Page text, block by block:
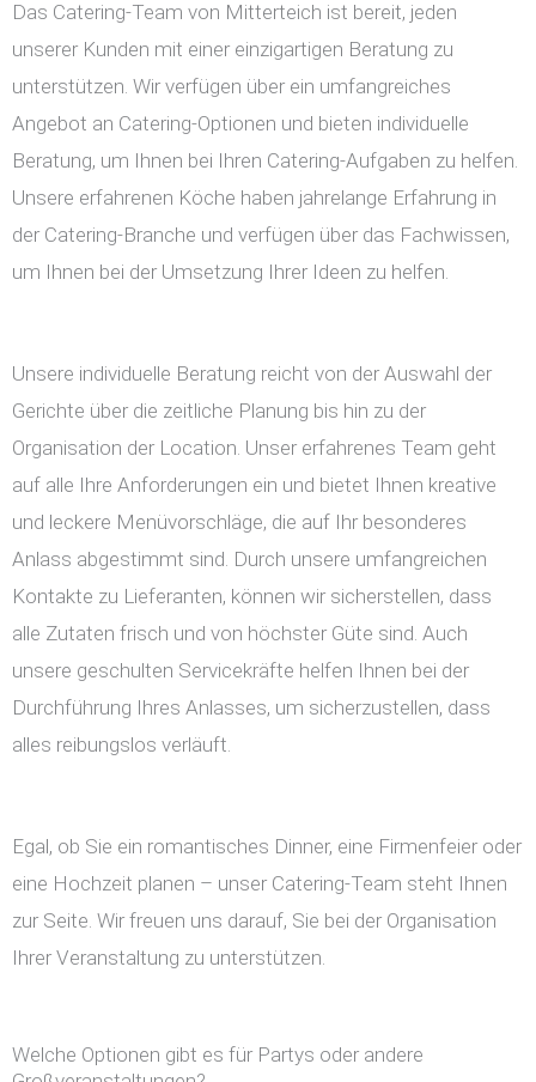
Das Catering-Team von Mitterteich ist bereit, jeden
unserer Kunden mit einer einzigartigen Beratung zu
unterstützen. Wir verfügen über ein umfangreiches
Angebot an Catering-Optionen und bieten individuelle
Beratung, um Ihnen bei Ihren Catering-Aufgaben zu helfen.
Unsere erfahrenen Köche haben jahrelange Erfahrung in
der Catering-Branche und verfügen über das Fachwissen,
um Ihnen bei der Umsetzung Ihrer Ideen zu helfen.
Unsere individuelle Beratung reicht von der Auswahl der
Gerichte über die zeitliche Planung bis hin zu der
Organisation der Location. Unser erfahrenes Team geht
auf alle Ihre Anforderungen ein und bietet Ihnen kreative
und leckere Menüvorschläge, die auf Ihr besonderes
Anlass abgestimmt sind. Durch unsere umfangreichen
Kontakte zu Lieferanten, können wir sicherstellen, dass
alle Zutaten frisch und von höchster Güte sind. Auch
unsere geschulten Servicekräfte helfen Ihnen bei der
Durchführung Ihres Anlasses, um sicherzustellen, dass
alles reibungslos verläuft.
Egal, ob Sie ein romantisches Dinner, eine Firmenfeier oder
eine Hochzeit planen – unser Catering-Team steht Ihnen
zur Seite. Wir freuen uns darauf, Sie bei der Organisation
Ihrer Veranstaltung zu unterstützen.
Welche Optionen gibt es für Partys oder andere